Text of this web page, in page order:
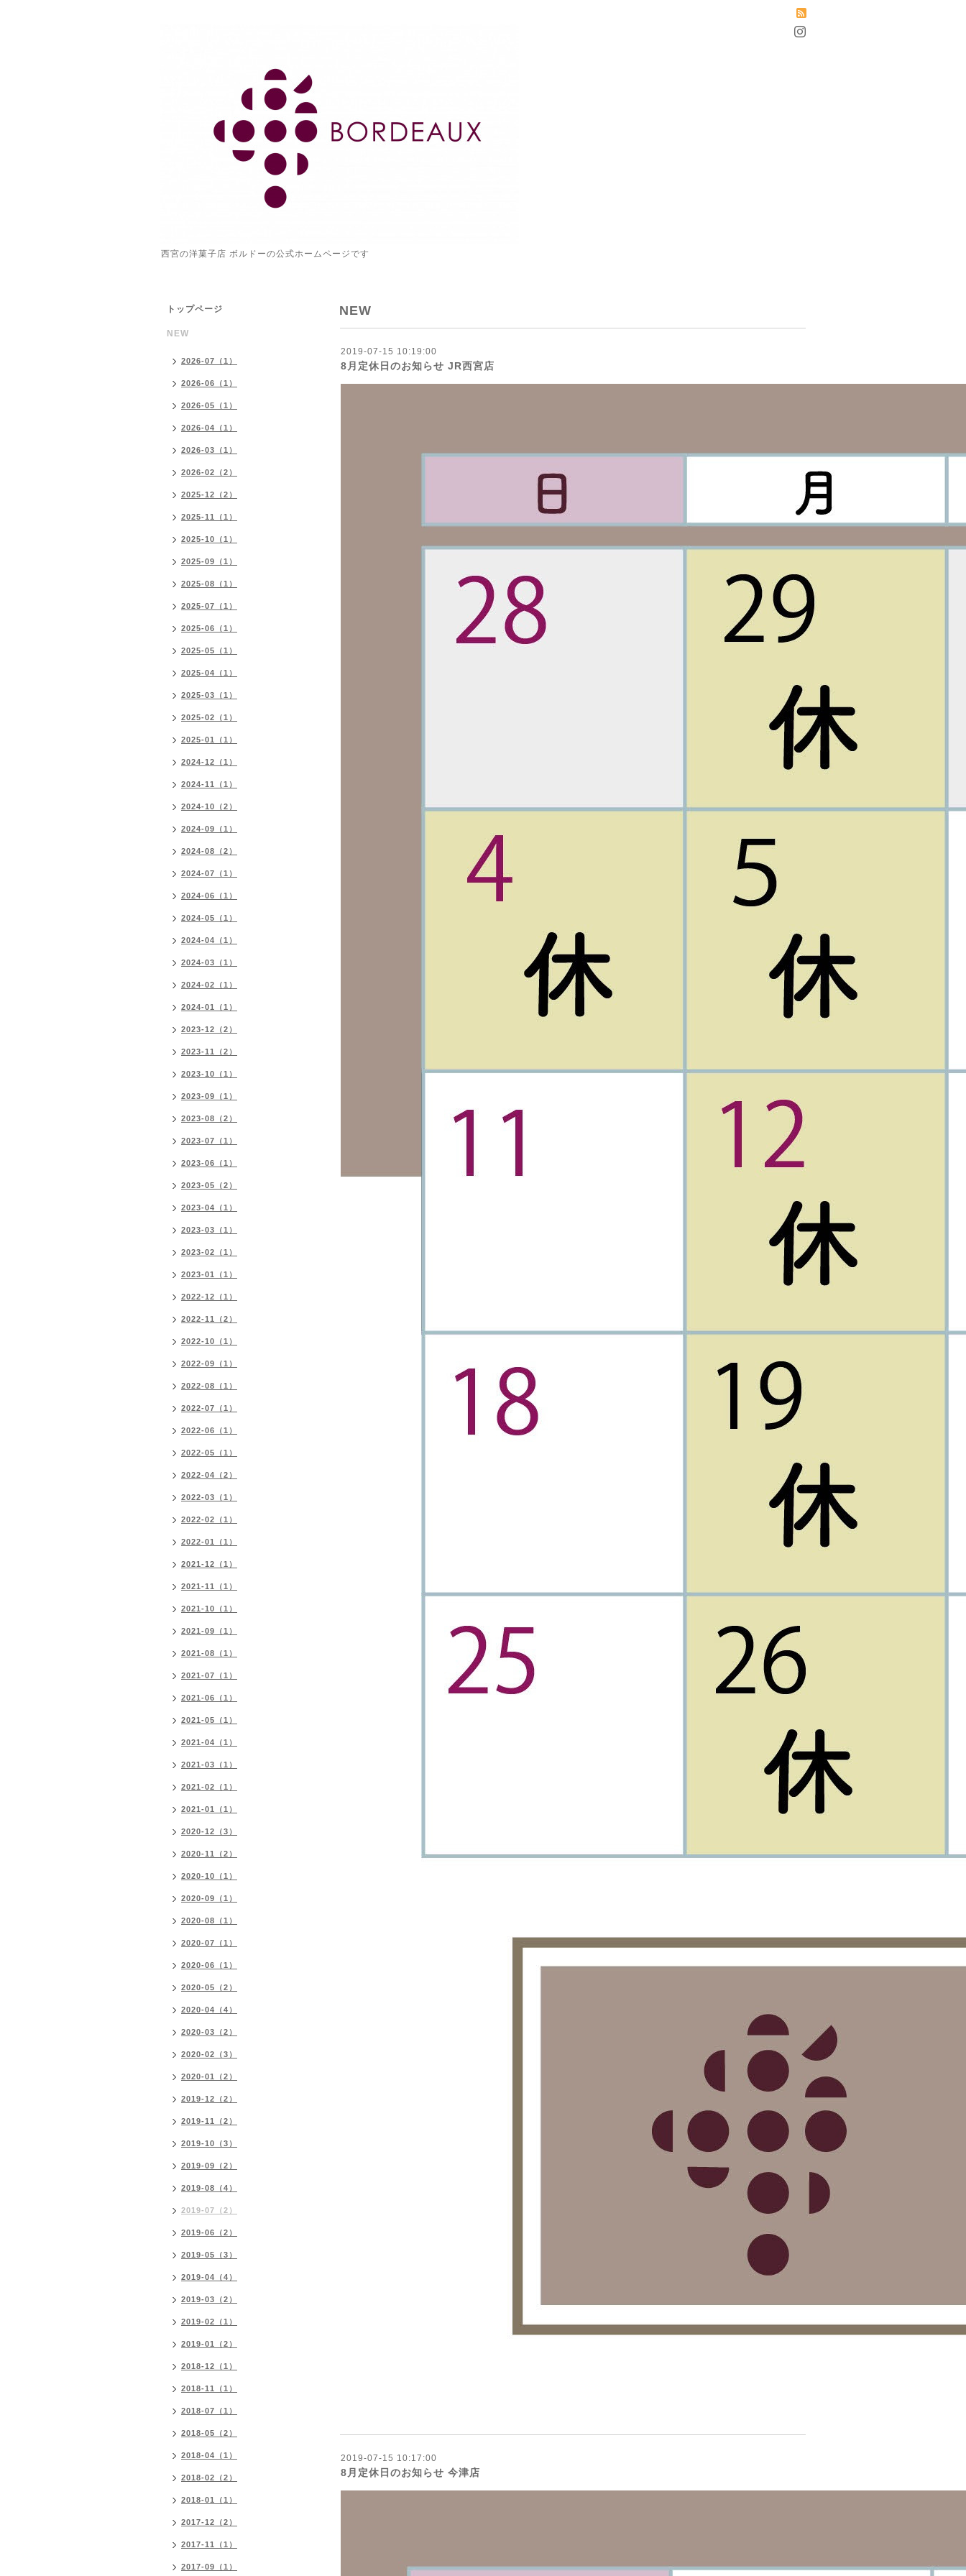
西宮の洋菓子店 ボルドーの公式ホームページです
NEW
2019-07-15 10:19:00
8月定休日のお知らせ JR西宮店
2019-07-15 10:17:00
8月定休日のお知らせ 今津店
トップページ
NEW
2026-07（1）
2026-06（1）
2026-05（1）
2026-04（1）
2026-03（1）
2026-02（2）
2025-12（2）
2025-11（1）
2025-10（1）
2025-09（1）
2025-08（1）
2025-07（1）
2025-06（1）
2025-05（1）
2025-04（1）
2025-03（1）
2025-02（1）
2025-01（1）
2024-12（1）
2024-11（1）
2024-10（2）
2024-09（1）
2024-08（2）
2024-07（1）
2024-06（1）
2024-05（1）
2024-04（1）
2024-03（1）
2024-02（1）
2024-01（1）
2023-12（2）
2023-11（2）
2023-10（1）
2023-09（1）
2023-08（2）
2023-07（1）
2023-06（1）
2023-05（2）
2023-04（1）
2023-03（1）
2023-02（1）
2023-01（1）
2022-12（1）
2022-11（2）
2022-10（1）
2022-09（1）
2022-08（1）
2022-07（1）
2022-06（1）
2022-05（1）
2022-04（2）
2022-03（1）
2022-02（1）
2022-01（1）
2021-12（1）
2021-11（1）
2021-10（1）
2021-09（1）
2021-08（1）
2021-07（1）
2021-06（1）
2021-05（1）
2021-04（1）
2021-03（1）
2021-02（1）
2021-01（1）
2020-12（3）
2020-11（2）
2020-10（1）
2020-09（1）
2020-08（1）
2020-07（1）
2020-06（1）
2020-05（2）
2020-04（4）
2020-03（2）
2020-02（3）
2020-01（2）
2019-12（2）
2019-11（2）
2019-10（3）
2019-09（2）
2019-08（4）
2019-07（2）
2019-06（2）
2019-05（3）
2019-04（4）
2019-03（2）
2019-02（1）
2019-01（2）
2018-12（1）
2018-11（1）
2018-07（1）
2018-05（2）
2018-04（1）
2018-02（2）
2018-01（1）
2017-12（2）
2017-11（1）
2017-09（1）